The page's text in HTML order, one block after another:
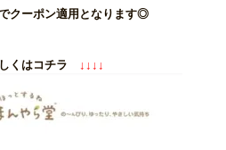
クーポン適用となります◎
くはコチラ ↓↓↓↓